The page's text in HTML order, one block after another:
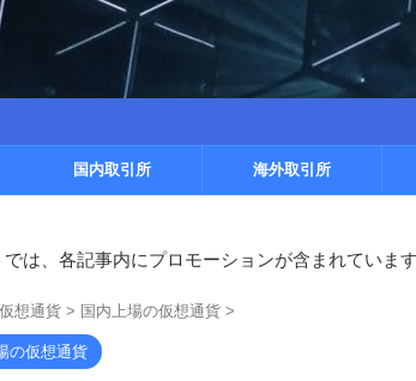
国内取引所 海外取引所
は、各記事内にプロモーションが含まれています
仮想通貨 > 国内上場の仮想通貨 >
の仮想通貨